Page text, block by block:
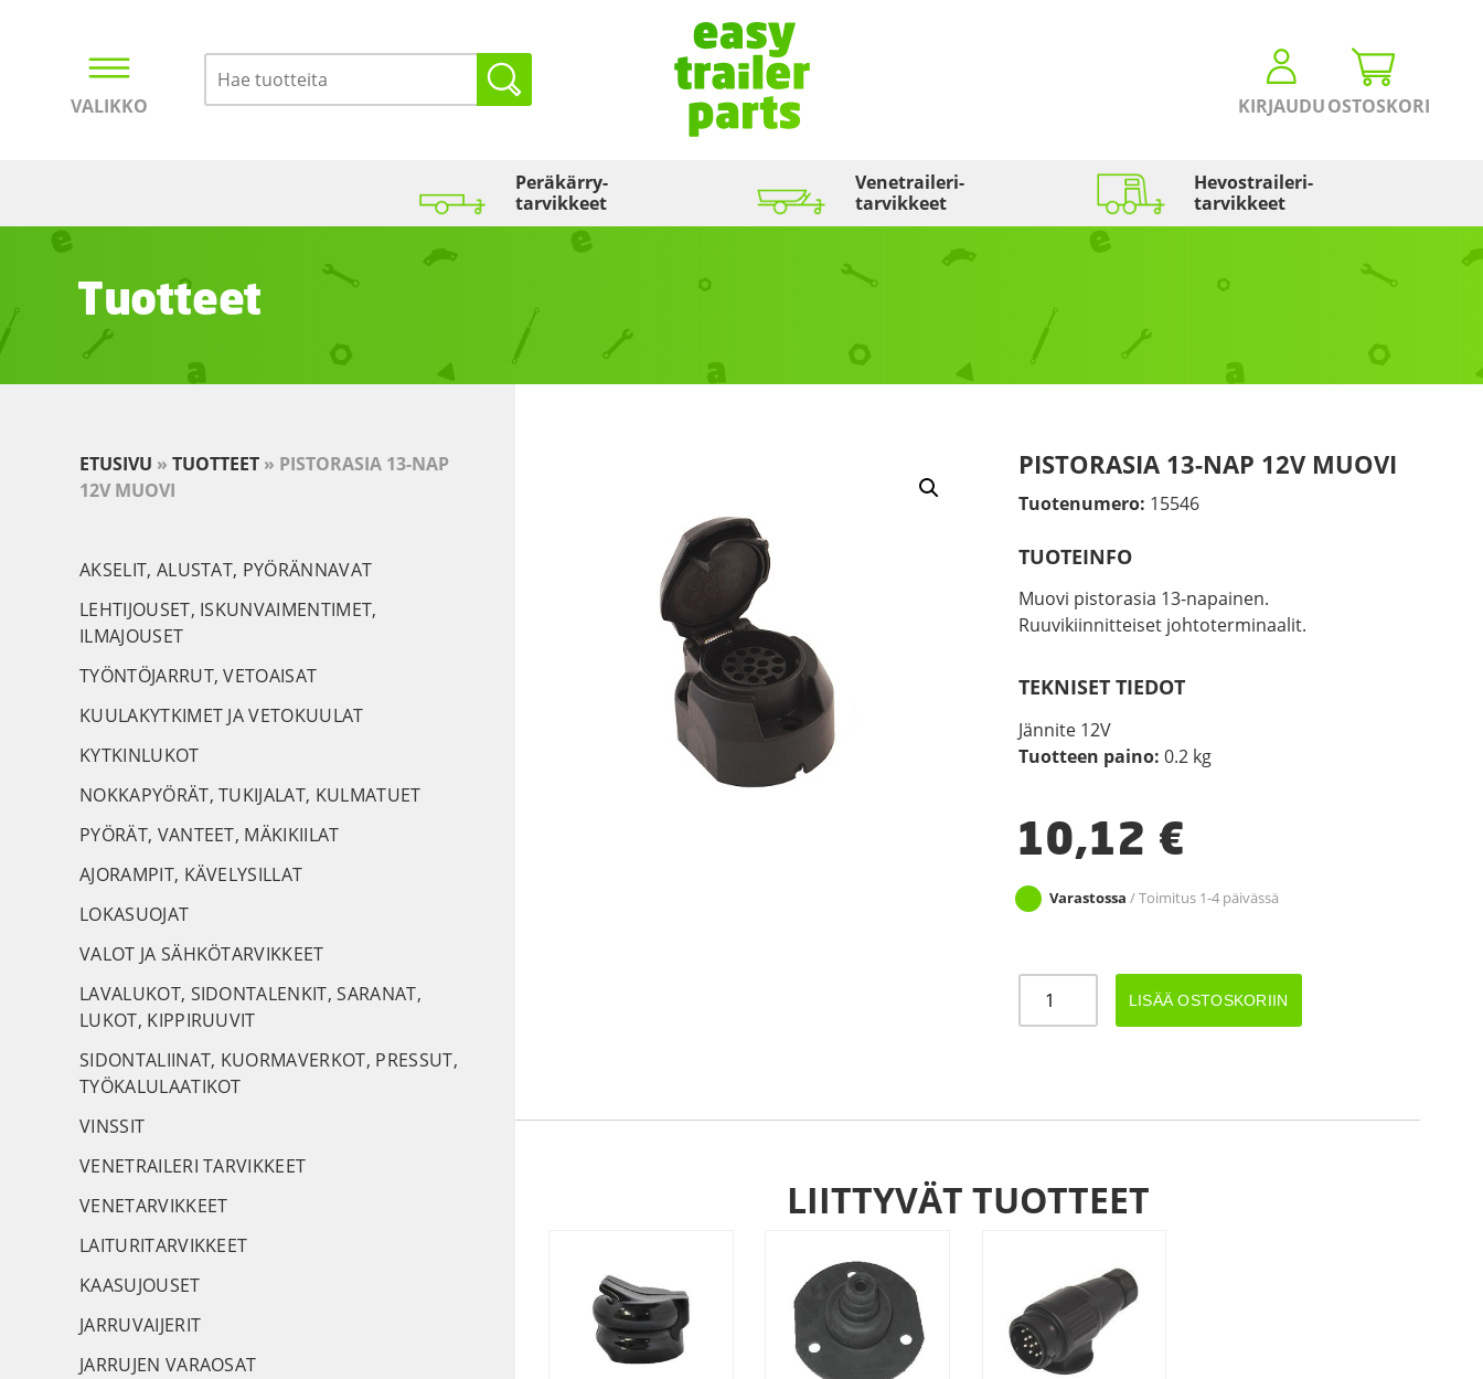
VALIKKO KIRJAUDUOSTOSKORI
Peräkärry­
tarvikkeet
Venetraileri­
tarvikkeet
Hevostraileri­
tarvikkeet
Tuotteet
PISTORASIA 13-NAP 12V MUOVI
Tuotenumero: 15546
TUOTEINFO
Muovi pistorasia 13-napainen.
Ruuvikiinnitteiset johtoterminaalit.
TEKNISET TIEDOT
Jännite 12V
Tuotteen paino: 0.2 kg
10,12 €
Varastossa / Toimitus 1-4 päivässä
määrä
LISÄÄ OSTOSKORIIN
LIITTYVÄT TUOTTEET
ETUSIVU » TUOTTEET » PISTORASIA 13-NAP
12V MUOVI
AKSELIT, ALUSTAT, PYÖRÄNNAVAT
LEHTIJOUSET, ISKUNVAIMENTIMET,
ILMAJOUSET
TYÖNTÖJARRUT, VETOAISAT
KUULAKYTKIMET JA VETOKUULAT
KYTKINLUKOT
NOKKAPYÖRÄT, TUKIJALAT, KULMATUET
PYÖRÄT, VANTEET, MÄKIKIILAT
AJORAMPIT, KÄVELYSILLAT
LOKASUOJAT
VALOT JA SÄHKÖTARVIKKEET
LAVALUKOT, SIDONTALENKIT, SARANAT,
LUKOT, KIPPIRUUVIT
SIDONTALIINAT, KUORMAVERKOT, PRESSUT,
TYÖKALULAATIKOT
VINSSIT
VENETRAILERI TARVIKKEET
VENETARVIKKEET
LAITURITARVIKKEET
KAASUJOUSET
JARRUVAIJERIT
JARRUJEN VARAOSAT